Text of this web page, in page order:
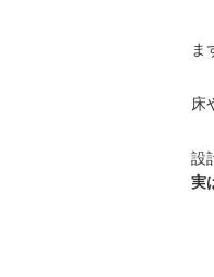
ま
床
設
実